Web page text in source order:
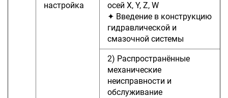
настройка
осей X, Y, Z, W
✦ Введение в конструкцию
гидравлической и
смазочной системы
2) Распространённые
механические
неисправности и
обслуживание